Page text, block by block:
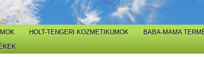
HOLT-TENGERI KOZMETIKUMOK BABA-MAMA